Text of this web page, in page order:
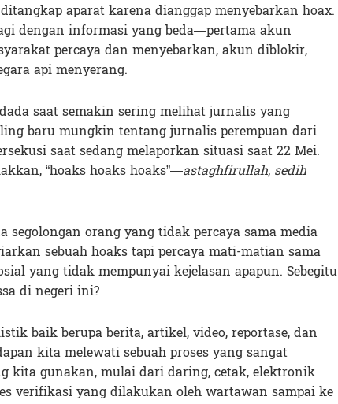
aparat karena dianggap menyebarkan hoax.
dengan informasi yang beda—pertama akun
percaya dan menyebarkan, akun diblokir,
api menyerang.
saat semakin sering melihat jurnalis yang
baru mungkin tentang jurnalis perempuan dari
saat sedang melaporkan situasi saat 22 Mei.
“hoaks hoaks hoaks”—astaghfirullah, sedih
segolongan orang yang tidak percaya sama media
sebuah hoaks tapi percaya mati-matian sama
yang tidak mempunyai kejelasan apapun. Sebegitu
di negeri ini?
baik berupa berita, artikel, video, reportase, dan
kita melewati sebuah proses yang sangat
kita gunakan, mulai dari daring, cetak, elektronik
verifikasi yang dilakukan oleh wartawan sampai ke